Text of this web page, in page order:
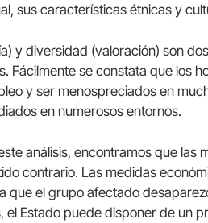
sus características étnicas y
y diversidad (valoración) son
Fácilmente se constata que los
y ser menospreciados en
en numerosos entornos.
análisis, encontramos que las
contrario. Las medidas
que el grupo afectado
el Estado puede disponer de un